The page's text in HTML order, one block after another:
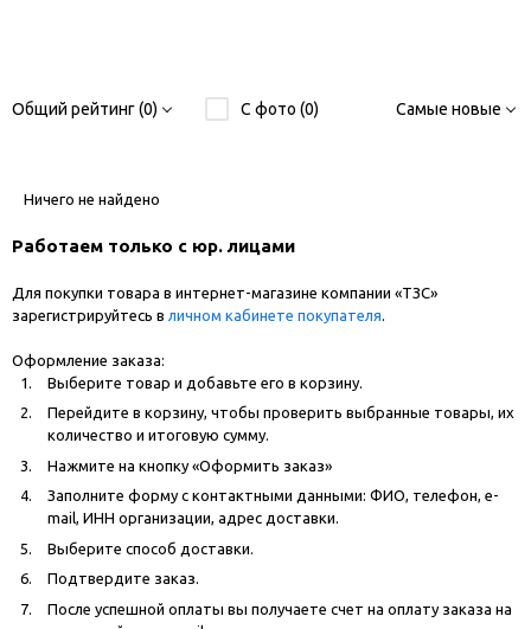
Общий рейтинг (0) С фото (0) Самые новые
Ничего не найдено
Работаем только с юр. лицами
Для покупки товара в интернет-магазине компании «ТЗС»
зарегистрируйтесь в личном кабинете покупателя
Оформление заказа:
Выберите товар и добавьте его в корзину.
Перейдите в корзину, чтобы проверить выбранные товары, их
количество и итоговую сумму.
Нажмите на кнопку «Оформить заказ»
Заполните форму с контактными данными: ФИО, телефон, e-
mail, ИНН организации, адрес доставки.
Выберите способ доставки.
Подтвердите заказ.
После успешной оплаты вы получаете счет на оплату заказа на